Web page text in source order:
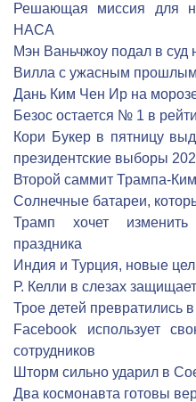
Решающая миссия для
НАСА
Мэн Ваньчжоу подал в суд
Вилла с ужасным прошлым
Дань Ким Чен Ир на
Безос остается № 1 в
Кори Букер в пятницу
президентские выборы
Второй саммит Трампа-
Солнечные батареи,
Трамп хочет изменить
праздника
Индия и Турция, новые
Р. Келли в слезах
Трое детей превратились
Facebook использует
сотрудников
Шторм сильно ударил в
Два космонавта готовы